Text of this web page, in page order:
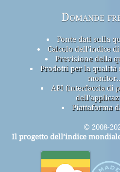
Domande
Fonte dati sulla
Calcolo dell'indice
Previsione della
Prodotti per la qualità
API (interfaccia di
Piattaforma
© 2008-
Il progetto dell’indice